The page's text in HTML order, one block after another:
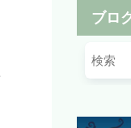
ブロ